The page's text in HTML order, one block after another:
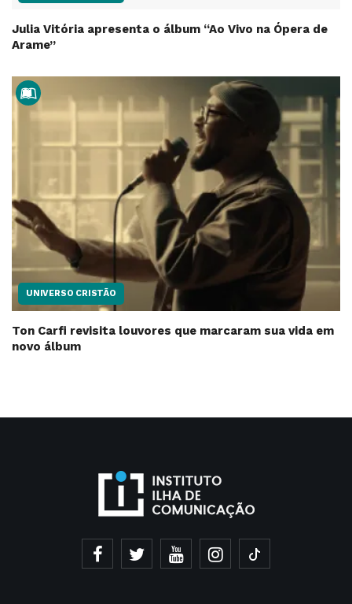
Julia Vitória apresenta o álbum “Ao Vivo na Ópera de
Arame”
UNIVERSO CRISTÃO
Ton Carfi revisita louvores que marcaram sua vida em
novo álbum